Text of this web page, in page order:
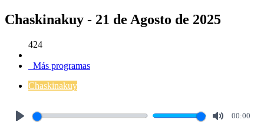
Chaskinakuy - 21 de Agosto de 2025
424
Más programas
Chaskinakuy
00:00